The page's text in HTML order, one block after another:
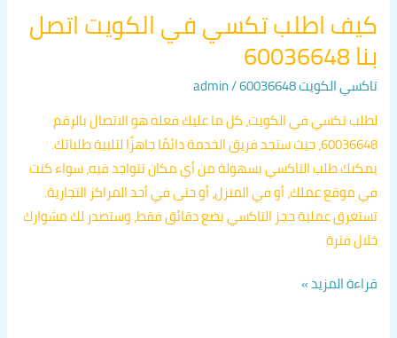
كيف اطلب تكسي في الكويت اتصل
بنا 60036648
تاكسي الكويت 60036648 /
admin
لطلب تكسي في الكويت، كل ما عليك فعله هو الاتصال بالرقم
60036648، حيث ستجد فريق الخدمة دائمًا جاهزًا لتلبية طلباتك.
يمكنك طلب التاكسي بسهولة من أي مكان تتواجد فيه، سواء كنت
في موقع عملك، أو في المنزل، أو حتى في أحد المراكز التجارية.
تستغرق عملية حجز التاكسي بضع دقائق فقط، وستصدر لك مشوارك
خلال فترة
قراءة المزيد »